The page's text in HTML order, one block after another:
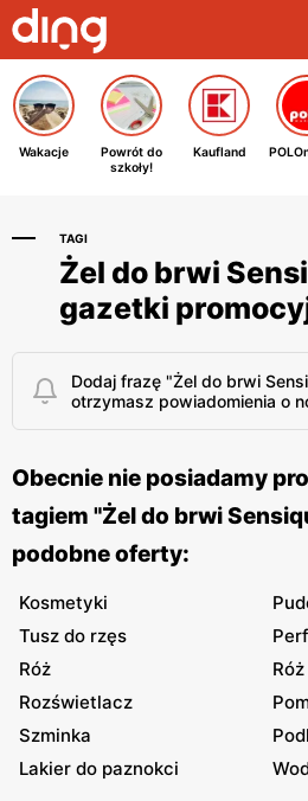
Wakacje
Powrót do
szkoły!
Kaufland
TAGI
Żel do brwi
gazetki
Dodaj frazę "Żel do brwi
otrzymasz powiadomienia o
Obecnie nie posiadamy
tagiem "Żel do brwi
podobne oferty:
Kosmetyki
Tusz do rzęs
Róż
Rozświetlacz
Szminka
Lakier do paznokci